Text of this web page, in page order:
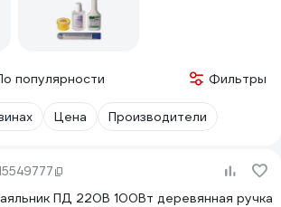
популярности Фильтры
Цена Производители
ПД 220В 100Вт деревянная ручка